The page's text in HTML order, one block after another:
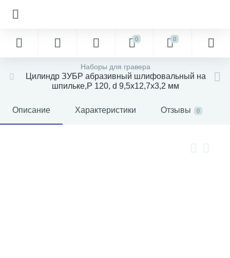
0 0
Наборы для гравера
Цилиндр ЗУБР абразивный шлифовальный на
шпильке,Р 120, d 9,5х12,7х3,2 мм
Описание Характеристики Отзывы 0